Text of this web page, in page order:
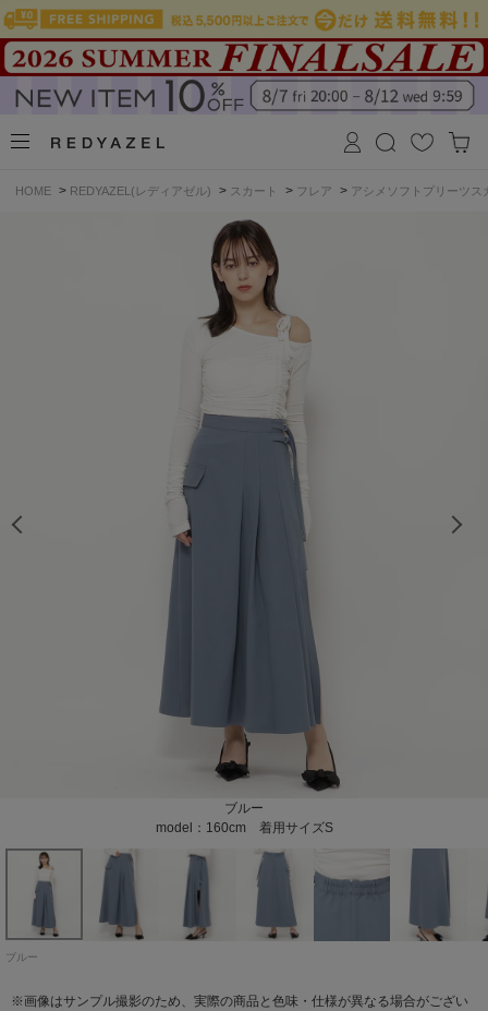
HOME > REDYAZEL(レディアゼル) > スカート > フレア > アシメソフトプリーツス
ブルー
model：160cm 着用サイズS
ブルー
※画像はサンプル撮影のため、実際の商品と色味・仕様が異なる場合がござい